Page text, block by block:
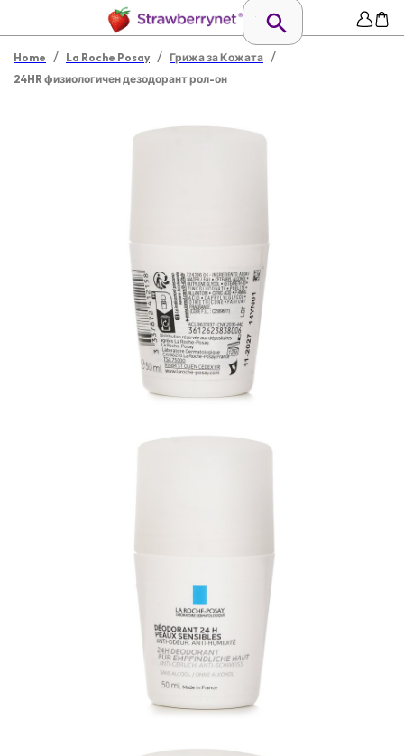
Home / La Roche Posay / Грижа за Кожата /
24HR физиологичен дезодорант рол-он